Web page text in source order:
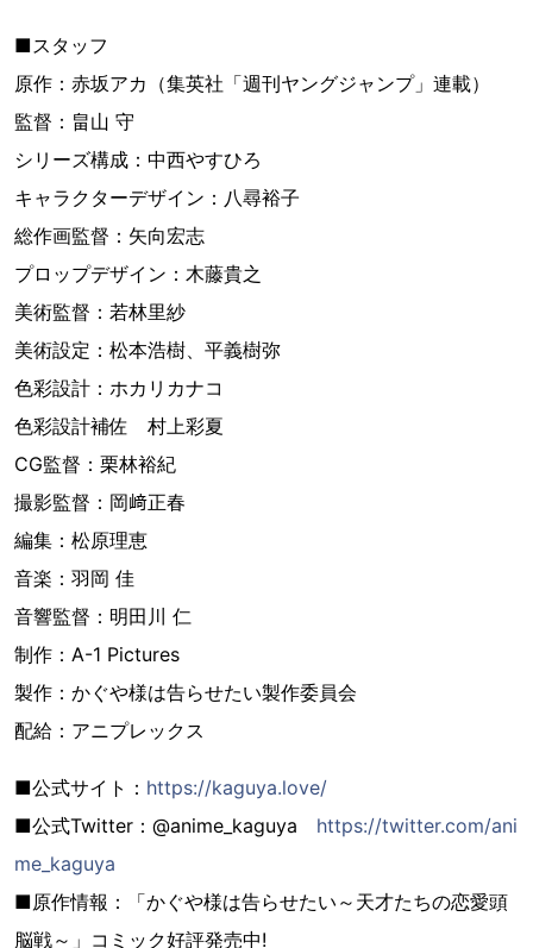
■スタッフ
原作：赤坂アカ（集英社「週刊ヤングジャンプ」連載）
監督：畠山 守
シリーズ構成：中西やすひろ
キャラクターデザイン：八尋裕子
総作画監督：矢向宏志
プロップデザイン：木藤貴之
美術監督：若林里紗
美術設定：松本浩樹、平義樹弥
色彩設計：ホカリカナコ
色彩設計補佐 村上彩夏
CG監督：栗林裕紀
撮影監督：岡﨑正春
編集：松原理恵
音楽：羽岡 佳
音響監督：明田川 仁
制作：A-1 Pictures
製作：かぐや様は告らせたい製作委員会
配給：アニプレックス
■公式サイト： https://kaguya.love/
■公式Twitter：@anime_kaguya https://twitter.com/ani
me_kaguya
■原作情報：「かぐや様は告らせたい～天才たちの恋愛頭
脳戦～」コミック好評発売中!